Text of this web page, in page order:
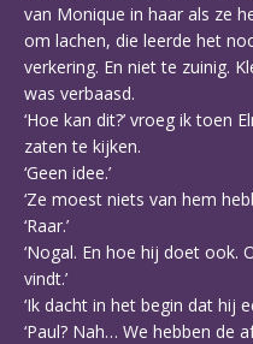
van Monique in haar als ze
om lachen, die leerde het
verkering. En niet te zuinig.
was verbaasd.
‘Hoe kan dit?’ vroeg ik toen
zaten te kijken.
‘Geen idee.’
‘Ze moest niets van hem
‘Raar.’
‘Nogal. En hoe hij doet ook.
vindt.’
‘Ik dacht in het begin dat hij
‘Paul? Nah… We hebben de